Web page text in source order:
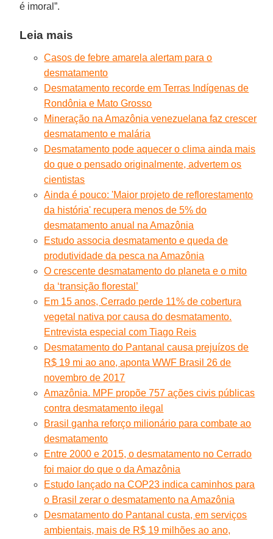
é imoral”.
Leia mais
Casos de febre amarela alertam para o
desmatamento
Desmatamento recorde em Terras Indígenas de
Rondônia e Mato Grosso
Mineração na Amazônia venezuelana faz crescer
desmatamento e malária
Desmatamento pode aquecer o clima ainda mais
do que o pensado originalmente, advertem os
cientistas
Ainda é pouco: 'Maior projeto de reflorestamento
da história' recupera menos de 5% do
desmatamento anual na Amazônia
Estudo associa desmatamento e queda de
produtividade da pesca na Amazônia
O crescente desmatamento do planeta e o mito
da ‘transição florestal’
Em 15 anos, Cerrado perde 11% de cobertura
vegetal nativa por causa do desmatamento.
Entrevista especial com Tiago Reis
Desmatamento do Pantanal causa prejuízos de
R$ 19 mi ao ano, aponta WWF Brasil 26 de
novembro de 2017
Amazônia. MPF propõe 757 ações civis públicas
contra desmatamento ilegal
Brasil ganha reforço milionário para combate ao
desmatamento
Entre 2000 e 2015, o desmatamento no Cerrado
foi maior do que o da Amazônia
Estudo lançado na COP23 indica caminhos para
o Brasil zerar o desmatamento na Amazônia
Desmatamento do Pantanal custa, em serviços
ambientais, mais de R$ 19 milhões ao ano,